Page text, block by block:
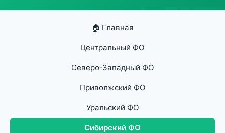
🏠 Главная
Центральный ФО
Северо-Западный ФО
Приволжский ФО
Уральский ФО
Сибирский ФО